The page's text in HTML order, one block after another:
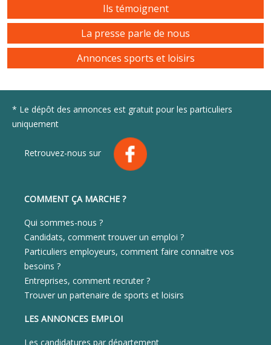
Ils témoignent
La presse parle de nous
Annonces sports et loisirs
* Le dépôt des annonces est gratuit pour les particuliers
uniquement
Retrouvez-nous sur
COMMENT ÇA MARCHE ?
Qui sommes-nous ?
Candidats, comment trouver un emploi ?
Particuliers employeurs, comment faire connaitre vos
besoins ?
Entreprises, comment recruter ?
Trouver un partenaire de sports et loisirs
LES ANNONCES EMPLOI
Les candidatures par département